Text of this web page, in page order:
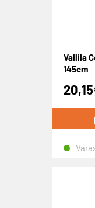
Vallila
145cm
20,15